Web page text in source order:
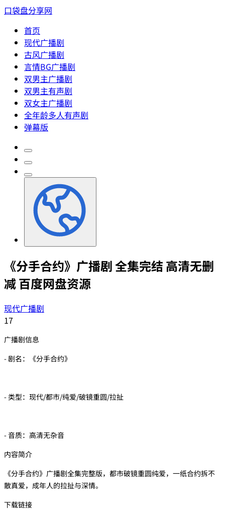
口袋盘分享网
首页
现代广播剧
古风广播剧
言情BG广播剧
双男主广播剧
双男主有声剧
双女主广播剧
全年龄多人有声剧
弹幕版
《分手合约》广播剧 全集完结 高清无删
减 百度网盘资源
现代广播剧
17
广播剧信息
- 剧名：《分手合约》
- 类型：现代/都市/纯爱/破镜重圆/拉扯
- 音质：高清无杂音
内容简介
《分手合约》广播剧全集完整版，都市破镜重圆纯爱，一纸合约拆不
散真爱，成年人的拉扯与深情。
下载链接